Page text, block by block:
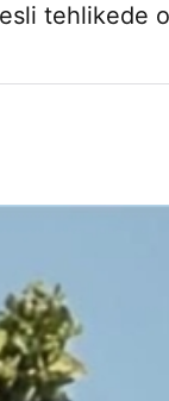
tehlikede